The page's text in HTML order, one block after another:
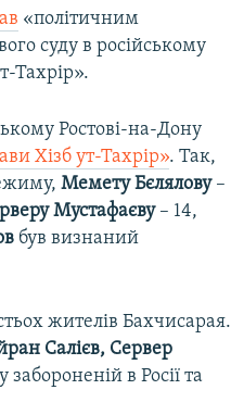
«політичним
суду в російському
Тахрір».
Ростові-на-Дону
Хізб ут-Тахрір». Так,
Мемету Бєлялову–
Мустафаєву– 14,
був визнаний
жителів Бахчисарая.
Салієв, Сервер
забороненій в Росії та